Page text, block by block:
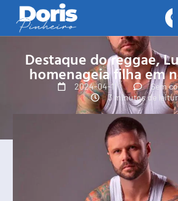
Destaque do reggae,
homenageia filha em
2024-04-11
Sem
3 minutos de